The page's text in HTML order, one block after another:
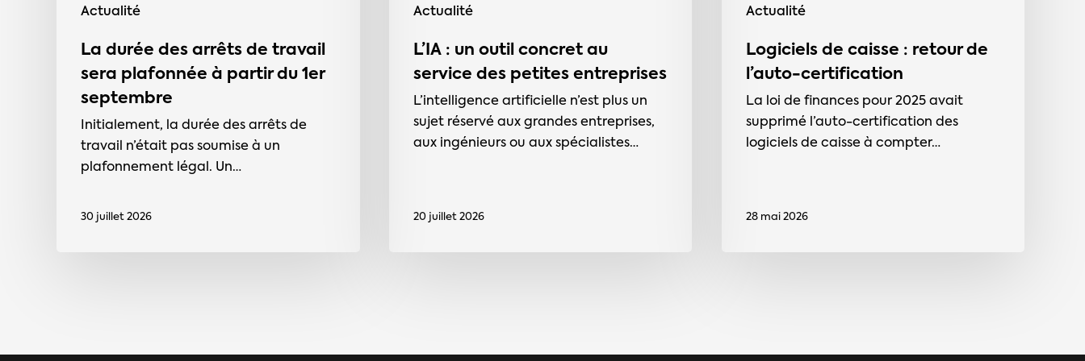
Actualité
septembre
La durée des arrêts de travail
sera plafonnée à partir du 1er
septembre
Initialement, la durée des arrêts de
travail n’était pas soumise à un
plafonnement légal. Un…
30 juillet 2026
Actualité
L’IA : un outil concret au
service des petites entreprises
L’intelligence artificielle n’est plus un
sujet réservé aux grandes entreprises,
aux ingénieurs ou aux spécialistes…
20 juillet 2026
Actualité
Logiciels de caisse : retour de
l’auto-certification
La loi de finances pour 2025 avait
supprimé l’auto-certification des
logiciels de caisse à compter…
28 mai 2026